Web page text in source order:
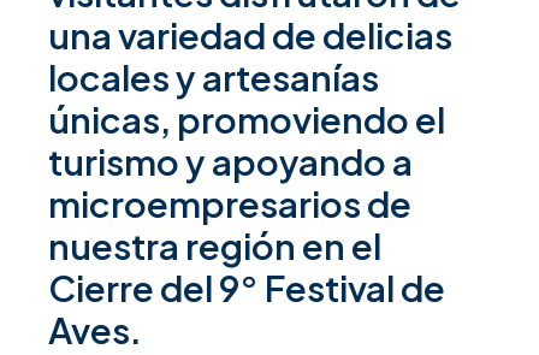
una variedad de delicias
locales y artesanías
únicas, promoviendo el
turismo y apoyando a
microempresarios de
nuestra región en el
Cierre del 9° Festival de
Aves.